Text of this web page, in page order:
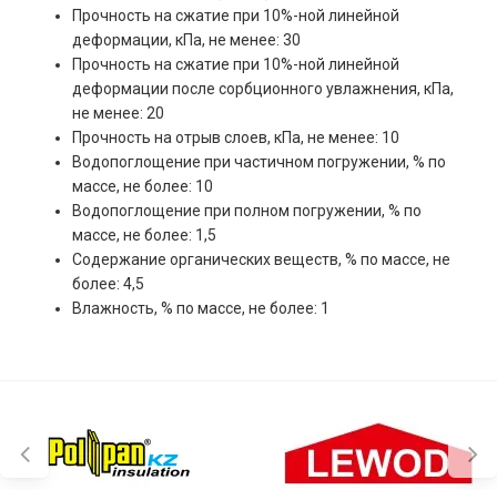
Прочность на сжатие при 10%-ной линейной
деформации, кПа, не менее: 30
Прочность на сжатие при 10%-ной линейной
деформации после сорбционного увлажнения, кПа,
не менее: 20
Прочность на отрыв слоев, кПа, не менее: 10
Водопоглощение при частичном погружении, % по
массе, не более: 10
Водопоглощение при полном погружении, % по
массе, не более: 1,5
Содержание органических веществ, % по массе, не
более: 4,5
Влажность, % по массе, не более: 1